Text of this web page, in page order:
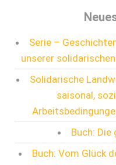
Serie –
unserer
Solidarische
saisonal,
Buch:
Buch: Vom Glück